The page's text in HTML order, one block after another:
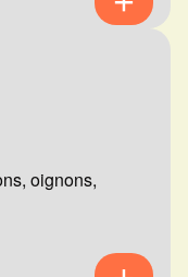
oignons,